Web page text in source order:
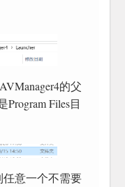
的父
Files目
任意一个不需要